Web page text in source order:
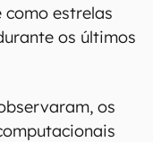
como estrelas
os últimos
os